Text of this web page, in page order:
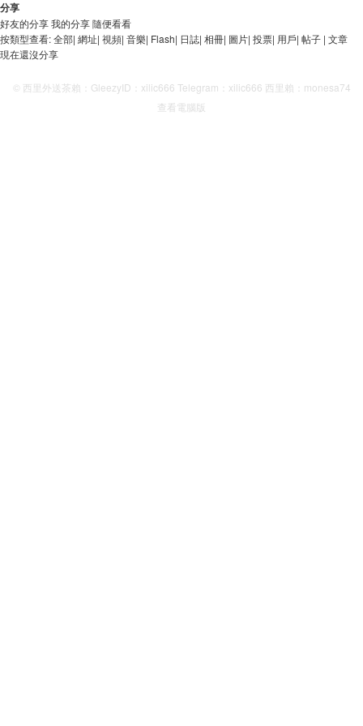
分享
好友的分享我的分享隨便看看
按類型查看:全部| 網址| 視頻| 音樂| Flash| 日誌| 相冊| 圖片| 投票| 用戶| 帖子 | 文章
現在還沒分享
© 西里外送茶賴：GleezyID：xilic666 Telegram：xilic666 西里賴：monesa74
查看電腦版